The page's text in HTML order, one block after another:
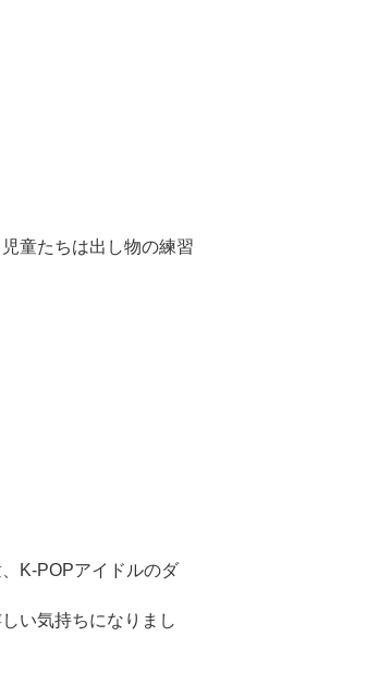
童たちは出し物の練習
K-POPアイドルのダ
い気持ちになりまし